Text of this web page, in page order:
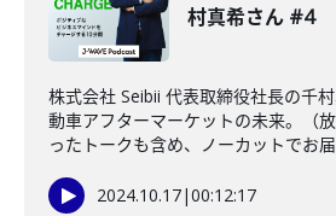
村真希さん #4
株式会社 Seibii 代表取締役社長の千
動車アフターマーケットの未来。（
ったトークも含め、ノーカットでお届
2024.10.17|00:12:17